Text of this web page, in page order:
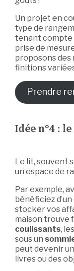
Un projet en
type de
tenant compte
prise de
proposons des
finitions
Prendre
Idée n°4 :
Le lit, souvent
un espace de
Par exemple,
bénéficiez
stocker vos
maison trouve
coulissants,
sous un
peut devenir
livres ou des